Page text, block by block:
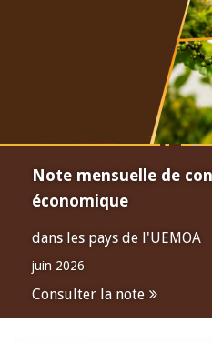
Note mensuelle de
économique
dans les pays de l'UEMOA
juin 2026
Consulter la note